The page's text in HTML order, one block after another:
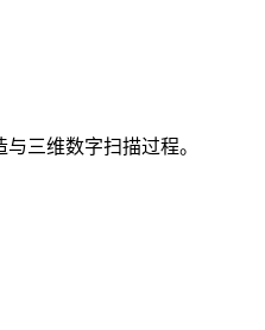
三维数字扫描过程。